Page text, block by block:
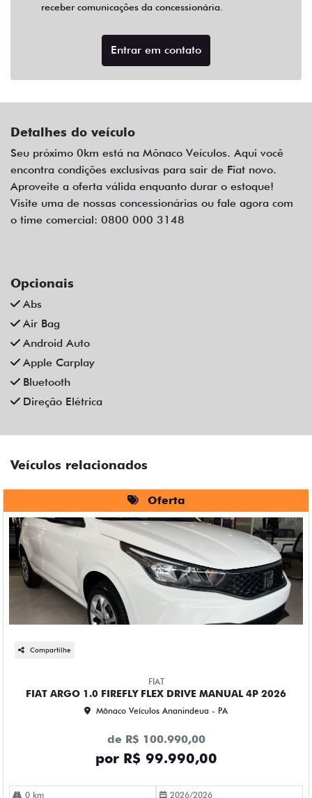
receber comunicações da concessionária.
Entrar em contato
Detalhes do veículo
Seu próximo 0km está na Mônaco Veículos. Aqui você
encontra condições exclusivas para sair de Fiat novo.
Aproveite a oferta válida enquanto durar o estoque!
Visite uma de nossas concessionárias ou fale agora com
o time comercial: 0800 000 3148
Opcionais
Abs
Air Bag
Android Auto
Apple Carplay
Bluetooth
Direção Elétrica
Veículos relacionados
Oferta
Compartilhe
FIAT
FIAT ARGO 1.0 FIREFLY FLEX DRIVE MANUAL 4P 2026
Mônaco Veículos Ananindeua - PA
de R$ 100.990,00
por R$ 99.990,00
0 km 2026/2026